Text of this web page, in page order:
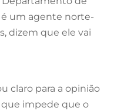
é um agente norte-
dizem que ele vai
claro para a opinião
impede que o